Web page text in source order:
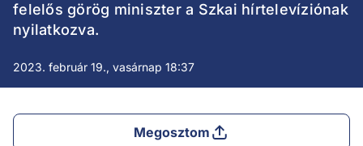
felelős görög miniszter a Szkai hírtelevíziónak
nyilatkozva.
2023. február 19., vasárnap 18:37
Megosztom